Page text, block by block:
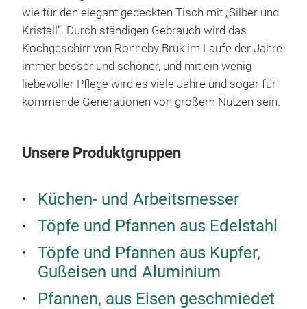
wie für den elegant gedeckten Tisch mit „Silber und
Kristall“. Durch ständigen Gebrauch wird das
Kochgeschirr von Ronneby Bruk im Laufe der Jahre
immer besser und schöner, und mit ein wenig
liebevoller Pflege wird es viele Jahre und sogar für
kommende Generationen von großem Nutzen sein.
Unsere Produktgruppen
Küchen- und Arbeitsmesser
Töpfe und Pfannen aus Edelstahl
Töpfe und Pfannen aus Kupfer,
Gußeisen und Aluminium
Pfannen, aus Eisen geschmiedet